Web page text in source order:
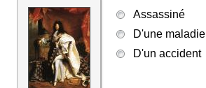
Assassiné
D'une maladie
D'un accident